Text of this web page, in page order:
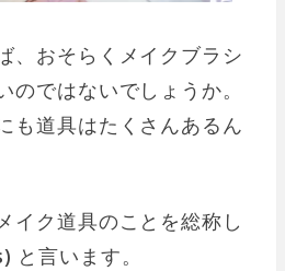
、おそらくメイクブラシ
のではないでしょうか。
も道具はたくさんあるん
イク道具のことを総称し
と言います。